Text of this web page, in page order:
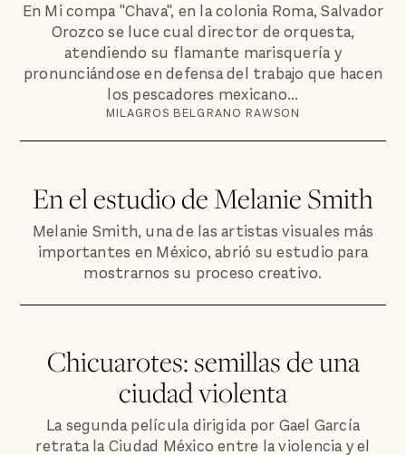
En Mi compa "Chava", en la colonia Roma, Salvador
Orozco se luce cual director de orquesta,
atendiendo su flamante marisquería y
pronunciándose en defensa del trabajo que hacen
los pescadores mexicano...
MILAGROS BELGRANO RAWSON
En el estudio de Melanie Smith
Melanie Smith, una de las artistas visuales más
importantes en México, abrió su estudio para
mostrarnos su proceso creativo.
Chicuarotes: semillas de una
ciudad violenta
La segunda película dirigida por Gael García
retrata la Ciudad México entre la violencia y el